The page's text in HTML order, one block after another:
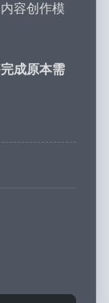
容创作模
成原本需